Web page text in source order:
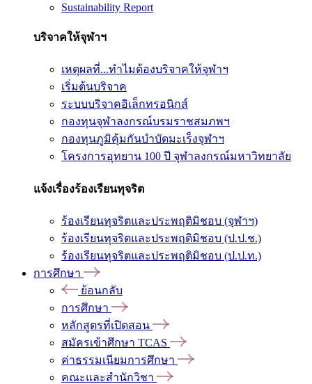
Sustainability Report
บริจาคให้จุฬาฯ
เหตุผลที่...ทำไมต้องบริจาคให้จุฬาฯ
เริ่มต้นบริจาค
ระบบบริจาคอิเล็กทรอนิกส์
กองทุนจุฬาลงกรณ์บรมราชสมภพฯ
กองทุนภูมิคุ้มกันบำบัดมะเร็งจุฬาฯ
โครงการอุทยาน 100 ปี จุฬาลงกรณ์มหาวิทยาลัย
แจ้งเรื่องร้องเรียนทุจริต
ร้องเรียนทุจริตและประพฤติมิชอบ (จุฬาฯ)
ร้องเรียนทุจริตและประพฤติมิชอบ (ป.ป.ช.)
ร้องเรียนทุจริตและประพฤติมิชอบ (ป.ป.ท.)
การศึกษา
ย้อนกลับ
การศึกษา
หลักสูตรที่เปิดสอน
สมัครเข้าศึกษา TCAS
ค่าธรรมเนียมการศึกษา
คณะและสำนักวิชา